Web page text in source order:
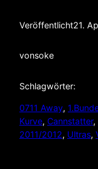
Veröffentlicht21.
vonsoke
Schlagwörter:
0711 Away,
Kurve, Cannstatter,
2011/2012, Ultras,